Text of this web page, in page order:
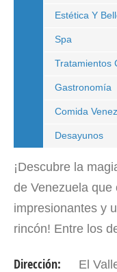
Estética Y
Spa
Tratamientos
Gastronomía
Comida
Desayunos
¡Descubre la
de Venezuela
impresionantes y
rincón! Entre los
Dirección: El Valle, Vía